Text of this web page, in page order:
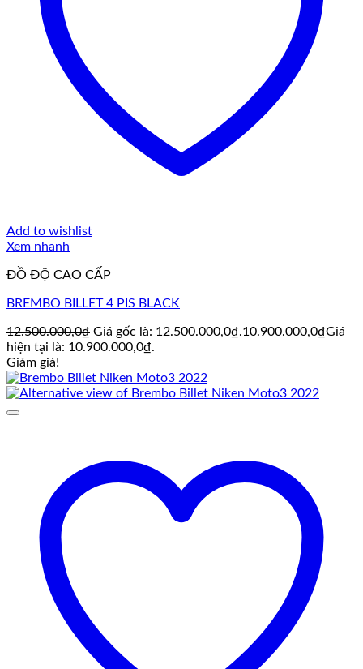
Add to wishlist
Xem nhanh
ĐỒ ĐỘ CAO CẤP
BREMBO BILLET 4 PIS BLACK
12.500.000,0₫ Giá gốc là: 12.500.000,0₫.10.900.000,0₫Giá
hiện tại là: 10.900.000,0₫.
Giảm giá!